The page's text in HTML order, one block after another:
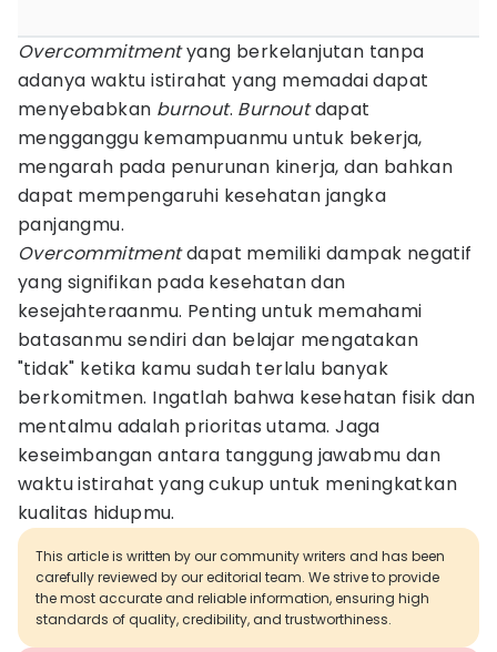
Overcommitmentyang berkelanjutan tanpa
adanya waktu istirahat yang memadai dapat
menyebabkan burnout. Burnoutdapat
mengganggu kemampuanmu untuk bekerja,
mengarah pada penurunan kinerja, dan bahkan
dapat mempengaruhi kesehatan jangka
panjangmu.
Overcommitmentdapat memiliki dampak negatif
yang signifikan pada kesehatan dan
kesejahteraanmu. Penting untuk memahami
batasanmu sendiri dan belajar mengatakan
"tidak" ketika kamu sudah terlalu banyak
berkomitmen. Ingatlah bahwa kesehatan fisik dan
mentalmu adalah prioritas utama. Jaga
keseimbangan antara tanggung jawabmu dan
waktu istirahat yang cukup untuk meningkatkan
kualitas hidupmu.
This article is written by our community writers and has been
carefully reviewed by our editorial team. We strive to provide
the most accurate and reliable information, ensuring high
standards of quality, credibility, and trustworthiness.